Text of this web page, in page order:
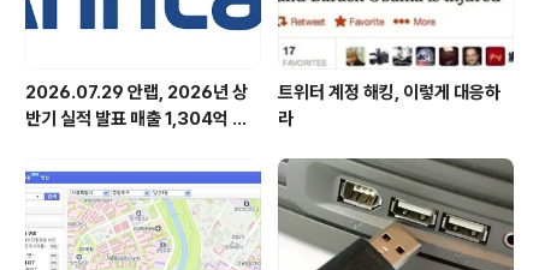
2026.07.29 안랩, 2026년 상
반기 실적 발표 매출 1,304억 원,
트위터 계정 해킹, 이렇게 대응하
라